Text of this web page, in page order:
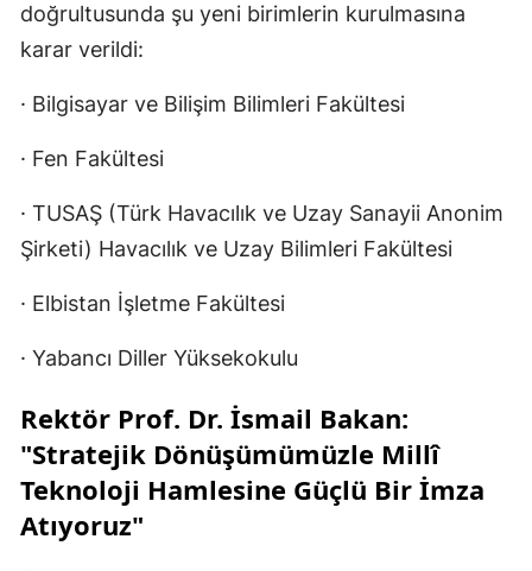
doğrultusunda şu yeni birimlerin kurulmasına
karar verildi:
· Bilgisayar ve Bilişim Bilimleri Fakültesi
· Fen Fakültesi
· TUSAŞ (Türk Havacılık ve Uzay Sanayii Anonim
Şirketi) Havacılık ve Uzay Bilimleri Fakültesi
· Elbistan İşletme Fakültesi
· Yabancı Diller Yüksekokulu
Rektör Prof. Dr. İsmail Bakan:
"Stratejik Dönüşümümüzle Millî
Teknoloji Hamlesine Güçlü Bir İmza
Atıyoruz"